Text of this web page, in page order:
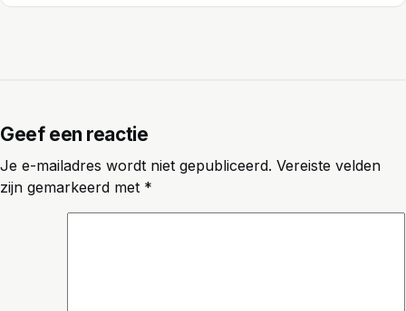
Geef een reactie
Je e-mailadres wordt niet gepubliceerd. Vereiste velden
zijn gemarkeerd met *